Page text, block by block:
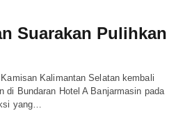
Suarakan Pulihkan
Kalimantan Selatan kembali
di Bundaran Hotel A Banjarmasin pada
yang…